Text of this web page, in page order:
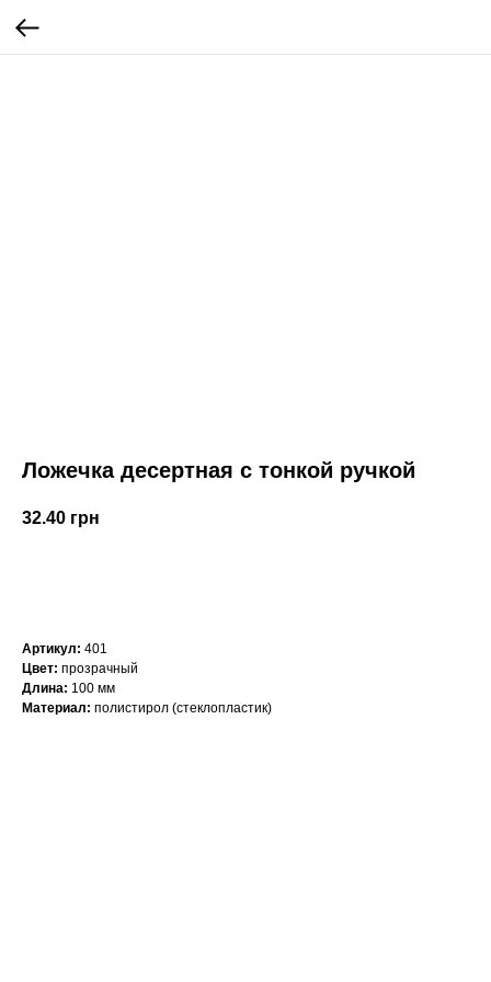
Ложечка десертная с тонкой ручкой
32.40 грн
Артикул: 401
Цвет: прозрачный
Длина: 100 мм
Материал: полистирол (стеклопластик)